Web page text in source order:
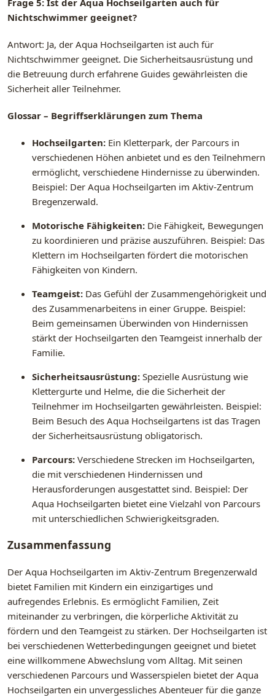
Nichtschwimmer geeignet?
Antwort: Ja, der Aqua Hochseilgarten ist auch für
Nichtschwimmer geeignet. Die Sicherheitsausrüstung und
die Betreuung durch erfahrene Guides gewährleisten die
Sicherheit aller Teilnehmer.
Glossar – Begriffserklärungen zum Thema
Hochseilgarten: Ein Kletterpark, der Parcours in
verschiedenen Höhen anbietet und es den Teilnehmern
ermöglicht, verschiedene Hindernisse zu überwinden.
Beispiel: Der Aqua Hochseilgarten im Aktiv-Zentrum
Bregenzerwald.
Motorische Fähigkeiten: Die Fähigkeit, Bewegungen
zu koordinieren und präzise auszuführen. Beispiel: Das
Klettern im Hochseilgarten fördert die motorischen
Fähigkeiten von Kindern.
Teamgeist: Das Gefühl der Zusammengehörigkeit und
des Zusammenarbeitens in einer Gruppe. Beispiel:
Beim gemeinsamen Überwinden von Hindernissen
stärkt der Hochseilgarten den Teamgeist innerhalb der
Familie.
Sicherheitsausrüstung: Spezielle Ausrüstung wie
Klettergurte und Helme, die die Sicherheit der
Teilnehmer im Hochseilgarten gewährleisten. Beispiel:
Beim Besuch des Aqua Hochseilgartens ist das Tragen
der Sicherheitsausrüstung obligatorisch.
Parcours: Verschiedene Strecken im Hochseilgarten,
die mit verschiedenen Hindernissen und
Herausforderungen ausgestattet sind. Beispiel: Der
Aqua Hochseilgarten bietet eine Vielzahl von Parcours
mit unterschiedlichen Schwierigkeitsgraden.
Zusammenfassung
Der Aqua Hochseilgarten im Aktiv-Zentrum Bregenzerwald
bietet Familien mit Kindern ein einzigartiges und
aufregendes Erlebnis. Es ermöglicht Familien, Zeit
miteinander zu verbringen, die körperliche Aktivität zu
fördern und den Teamgeist zu stärken. Der Hochseilgarten ist
bei verschiedenen Wetterbedingungen geeignet und bietet
eine willkommene Abwechslung vom Alltag. Mit seinen
verschiedenen Parcours und Wasserspielen bietet der Aqua
Hochseilgarten ein unvergessliches Abenteuer für die ganze